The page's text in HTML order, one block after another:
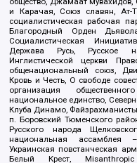
и Карачая, Союз славян, Ат-
социалистическая рабочая
Благородный Орден
Социалистическая
Держава Русь, Русское
Инглистической церкви
общенациональный союз,
Кровь и Честь, О свободе
организация
национальное единство,
Клуба Динамо,
п. Боровский Тюменского
Русского народа
национальная ассамблея
Украинская повстанческая
Белый Крест,